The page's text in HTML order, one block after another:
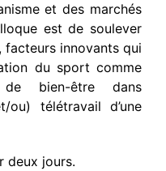
et des marchés
est de soulever
innovants qui
du sport comme
bien-être dans
ou) télétravail d’une
deux jours.